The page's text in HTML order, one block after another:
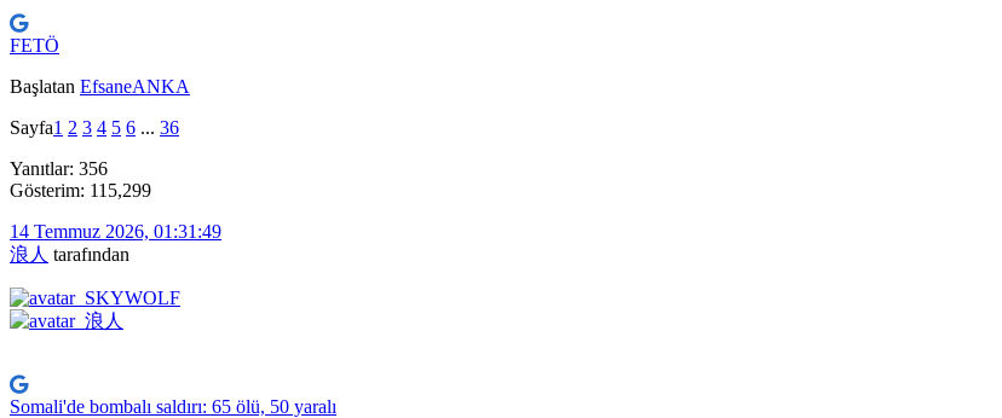
FETÖ
Başlatan EfsaneANKA
Sayfa1 2 3 4 5 6 ... 36
Yanıtlar: 356
Gösterim: 115,299
14 Temmuz 2026, 01:31:49
浪人 tarafından
Somali'de bombalı saldırı: 65 ölü, 50 yaralı